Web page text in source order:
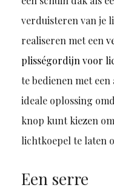
verduisteren van je
realiseren met een
plisségordijn voor
te bedienen met
ideale oplossing
knop kunt kiezen
lichtkoepel te laten
Een serre